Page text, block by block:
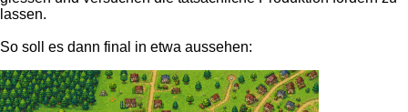
lassen.
So soll es dann final in etwa aussehen: